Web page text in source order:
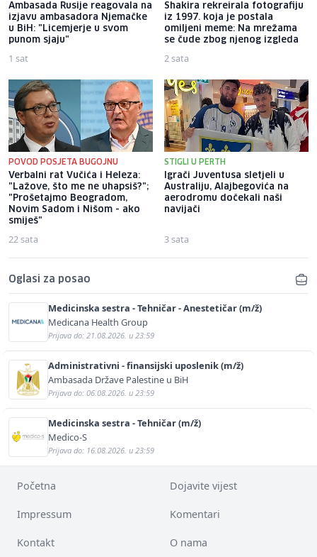
Ambasada Rusije reagovala na
izjavu ambasadora Njemačke
u BiH: "Licemjerje u svom
punom sjaju"
1 sat
Shakira rekreirala fotografiju
iz 1997. koja je postala
omiljeni meme: Na mrežama
se čude zbog njenog izgleda
2 sata
POVOD POSJETA BUGOJNU
Verbalni rat Vučića i Heleza:
"Lažove, što me ne uhapsiš?";
"Prošetajmo Beogradom,
Novim Sadom i Nišom - ako
smiješ"
22 sata
STIGLI U PERTH
Igrači Juventusa sletjeli u
Australiju, Alajbegovića na
aerodromu dočekali naši
navijači
3 sata
Oglasi za posao
Medicinska sestra - Tehničar - Anestetičar (m/ž)
Medicana Health Group
Prijava do: 21.08.2026. u 23:59
Administrativni - finansijski uposlenik (m/ž)
Ambasada Države Palestine u BiH
Prijava do: 06.08.2026. u 23:59
Medicinska sestra - Tehničar (m/ž)
Medico-S
Prijava do: 16.08.2026. u 23:59
Početna Dojavite vijest
Impressum Komentari
Kontakt O nama